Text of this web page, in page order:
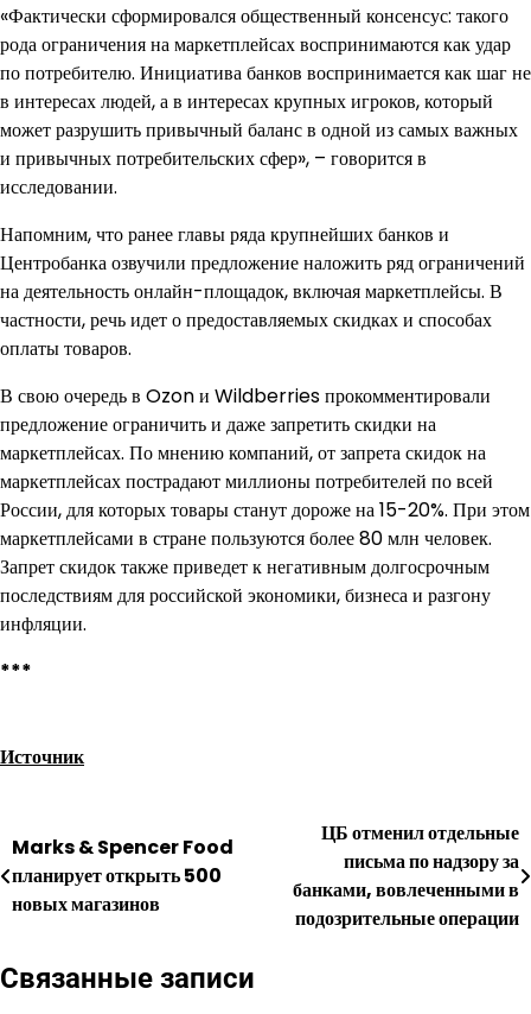
«Фактически сформировался общественный консенсус: такого
рода ограничения на маркетплейсах воспринимаются как удар
по потребителю. Инициатива банков воспринимается как шаг не
в интересах людей, а в интересах крупных игроков, который
может разрушить привычный баланс в одной из самых важных
и привычных потребительских сфер», – говорится в
исследовании.
Напомним, что ранее главы ряда крупнейших банков и
Центробанка озвучили предложение наложить ряд ограничений
на деятельность онлайн-площадок, включая маркетплейсы. В
частности, речь идет о предоставляемых скидках и способах
оплаты товаров.
В свою очередь в Ozon и Wildberries прокомментировали
предложение ограничить и даже запретить скидки на
маркетплейсах. По мнению компаний, от запрета скидок на
маркетплейсах пострадают миллионы потребителей по всей
России, для которых товары станут дороже на 15-20%. При этом
маркетплейсами в стране пользуются более 80 млн человек.
Запрет скидок также приведет к негативным долгосрочным
последствиям для российской экономики, бизнеса и разгону
инфляции.
***
Источник
Навигация
по
Marks & Spencer Food
планирует открыть 500
новых магазинов
ЦБ отменил отдельные
письма по надзору за
банками, вовлеченными в
подозрительные операции
Связанные записи